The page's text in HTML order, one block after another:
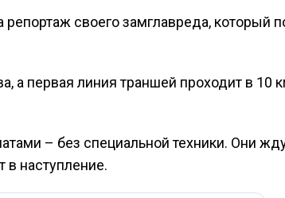
своего замглавреда, который
а первая линия траншей проходит в 10
– без специальной техники. Они
наступление.